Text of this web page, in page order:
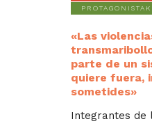
PROTAGONISTAK
«Las
parte de un
quiere fuera,
sometides»
Integrantes de